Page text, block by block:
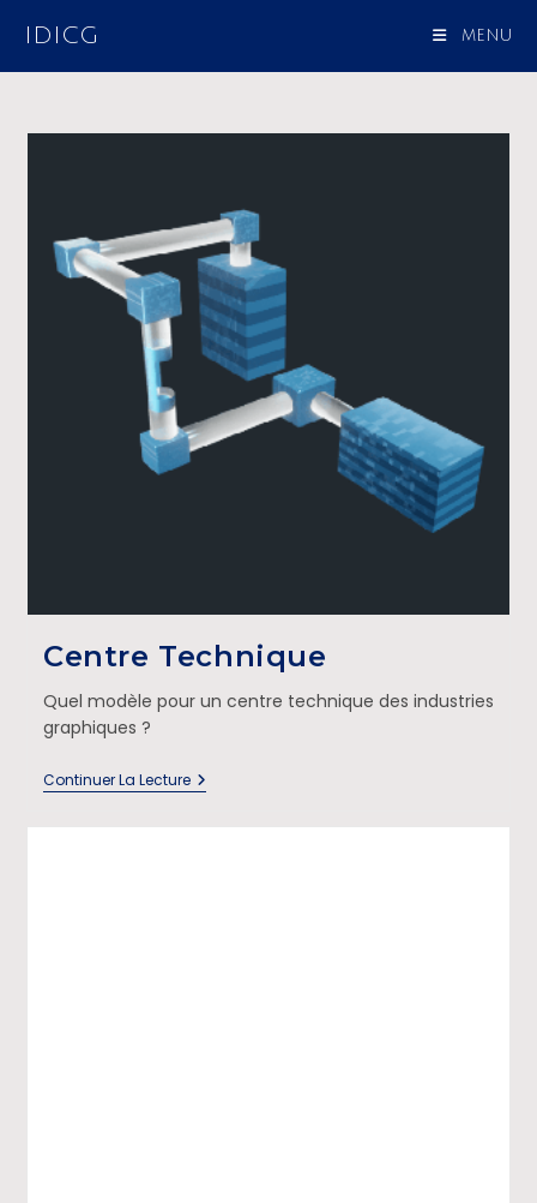
IDICG MENU
Centre Technique
Quel modèle pour un centre technique des industries
graphiques ?
Continuer La Lecture